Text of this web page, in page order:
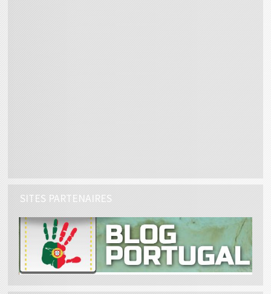
SITES PARTENAIRES